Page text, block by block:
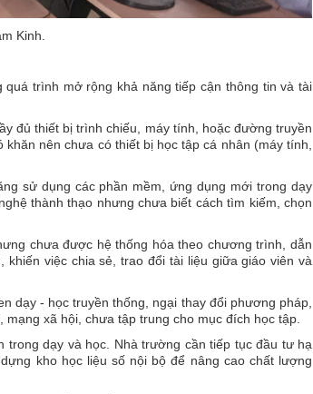
Kinh.
trình mở rộng khả năng tiếp cận thông tin và tài
đủ thiết bị trình chiếu, máy tính, hoặc đường truyền
nên chưa có thiết bị học tập cá nhân (máy tính,
sử dụng các phần mềm, ứng dụng mới trong dạy
thành thạo nhưng chưa biết cách tìm kiếm, chọn
chưa được hệ thống hóa theo chương trình, dẫn
việc chia sẻ, trao đổi tài liệu giữa giáo viên và
dạy - học truyền thống, ngại thay đổi phương pháp,
xã hội, chưa tập trung cho mục đích học tập.
trong dạy và học. Nhà trường cần tiếp tục đầu tư hạ
kho học liệu số nội bộ để nâng cao chất lượng